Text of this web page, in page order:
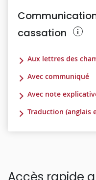
cassation
Aux lettres des
Avec communiqué
Avec note
Traduction (anglais
Accès rapide